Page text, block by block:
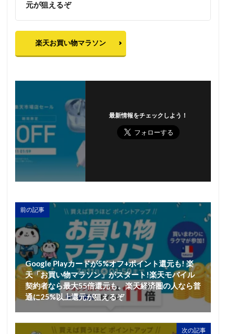
元が狙えるぞ
楽天お買い物マラソン
最新情報をチェックしよう！
前の記事
Google Playカードが5%オフ+ポイント還元も! 楽
天「お買い物マラソン」がスタート!楽天モバイル
契約者なら最大55倍還元も。楽天経済圏の人なら普
通に25%以上還元が狙えるぞ
次の記事